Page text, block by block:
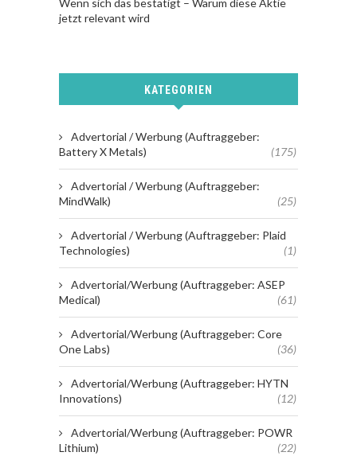
Wenn sich das bestätigt – Warum diese Aktie
jetzt relevant wird
KATEGORIEN
Advertorial / Werbung (Auftraggeber:
Battery X Metals)
(175)
Advertorial / Werbung (Auftraggeber:
MindWalk)
(25)
Advertorial / Werbung (Auftraggeber: Plaid
Technologies)
(1)
Advertorial/Werbung (Auftraggeber: ASEP
Medical)
(61)
Advertorial/Werbung (Auftraggeber: Core
One Labs)
(36)
Advertorial/Werbung (Auftraggeber: HYTN
Innovations)
(12)
Advertorial/Werbung (Auftraggeber: POWR
Lithium)
(22)